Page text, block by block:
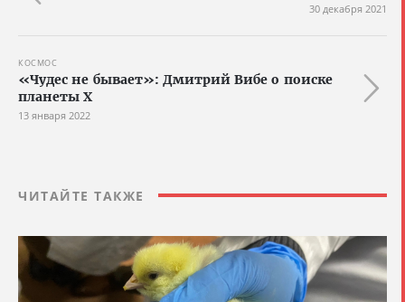
30 декабря 2021
КОСМОС
«Чудес не бывает»: Дмитрий Вибе о поиске
планеты Х
13 января 2022
ЧИТАЙТЕ ТАКЖЕ